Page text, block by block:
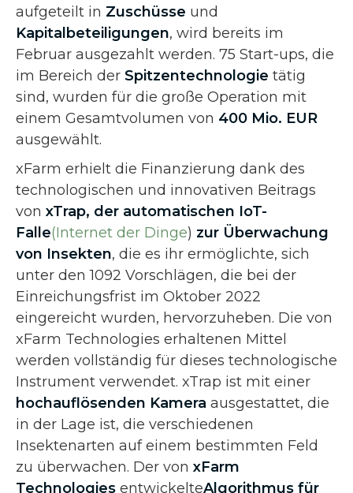
aufgeteilt in Zuschüsse und
Kapitalbeteiligungen, wird bereits im
Februar ausgezahlt werden. 75 Start-ups, die
im Bereich der Spitzentechnologie tätig
sind, wurden für die große Operation mit
einem Gesamtvolumen von 400 Mio. EUR
ausgewählt.
xFarm erhielt die Finanzierung dank des
technologischen und innovativen Beitrags
von xTrap, der automatischen IoT-
Falle(Internet der Dinge) zur Überwachung
von Insekten, die es ihr ermöglichte, sich
unter den 1092 Vorschlägen, die bei der
Einreichungsfrist im Oktober 2022
eingereicht wurden, hervorzuheben. Die von
xFarm Technologies erhaltenen Mittel
werden vollständig für dieses technologische
Instrument verwendet. xTrap ist mit einer
hochauflösenden Kamera ausgestattet, die
in der Lage ist, die verschiedenen
Insektenarten auf einem bestimmten Feld
zu überwachen. Der von xFarm
Technologies entwickelteAlgorithmus für